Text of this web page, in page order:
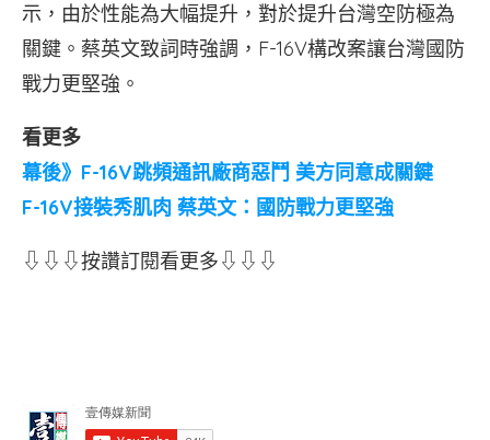
示，由於性能為大幅提升，對於提升台灣空防極為
關鍵。蔡英文致詞時強調，F-16V構改案讓台灣國防
戰力更堅強。
看更多
幕後》F-16V跳頻通訊廠商惡鬥 美方同意成關鍵
F-16V接裝秀肌肉 蔡英文：國防戰力更堅強
⇩⇩⇩按讚訂閱看更多⇩⇩⇩